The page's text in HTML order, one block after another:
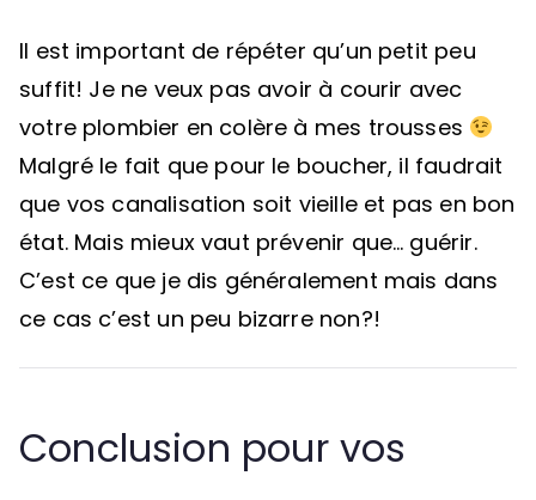
Il est important de répéter qu’un petit peu
suffit! Je ne veux pas avoir à courir avec
votre plombier en colère à mes trousses
Malgré le fait que pour le boucher, il faudrait
que vos canalisation soit vieille et pas en bon
état. Mais mieux vaut prévenir que… guérir.
C’est ce que je dis généralement mais dans
ce cas c’est un peu bizarre non?!
Conclusion pour vos